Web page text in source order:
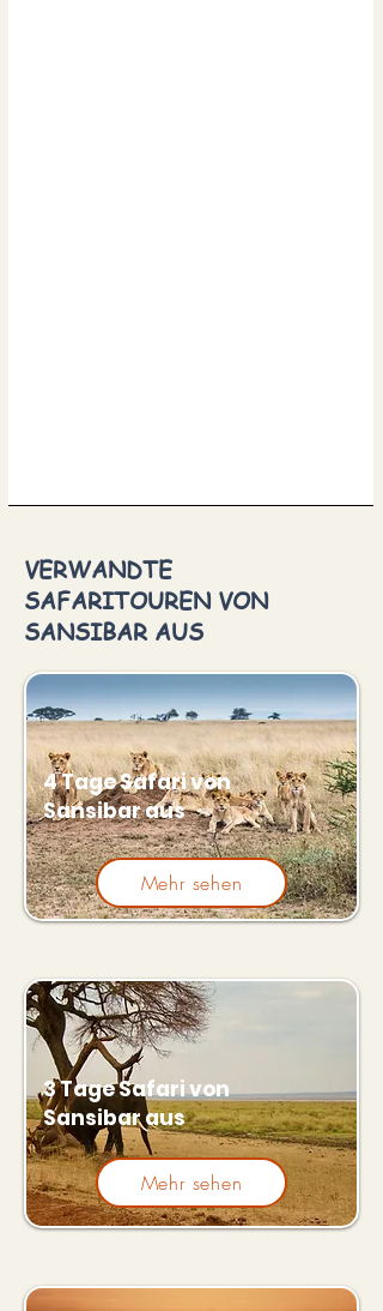
VERWANDTE
SAFARITOUREN VON
SANSIBAR AUS
4 Tage Safari von
Sansibar aus
Mehr sehen
3 Tage Safari von
Sansibar aus
Mehr sehen